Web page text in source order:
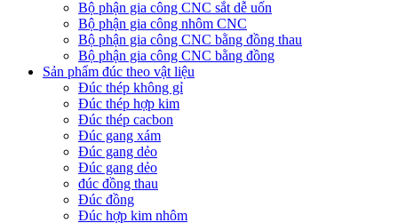
Bộ phận gia công CNC sắt dễ uốn
Bộ phận gia công nhôm CNC
Bộ phận gia công CNC bằng đồng thau
Bộ phận gia công CNC bằng đồng
Sản phẩm đúc theo vật liệu
Đúc thép không gỉ
Đúc thép hợp kim
Đúc thép cacbon
Đúc gang xám
Đúc gang dẻo
Đúc gang dẻo
đúc đồng thau
Đúc đồng
Đúc hợp kim nhôm